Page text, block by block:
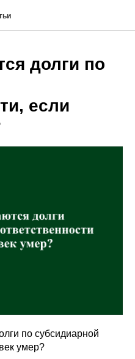
долги по
если
по субсидиарной
умер?